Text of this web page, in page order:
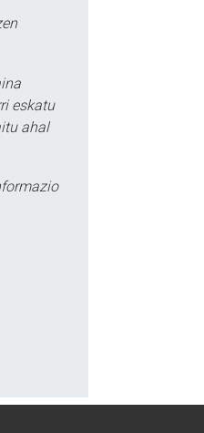
eskatu
ahal